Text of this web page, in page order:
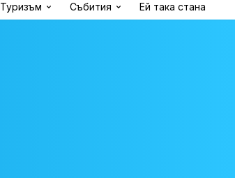
Туризъм Събития Ей така стана